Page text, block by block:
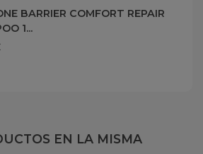
BARRIER COMFORT REPAIR
1...
EN LA MISMA